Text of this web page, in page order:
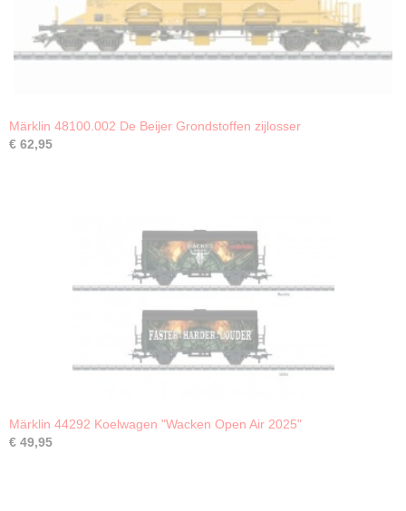
Märklin 48100.002 De Beijer Grondstoffen zijlosser
€ 62,95
Märklin 44292 Koelwagen "Wacken Open Air 2025"
€ 49,95